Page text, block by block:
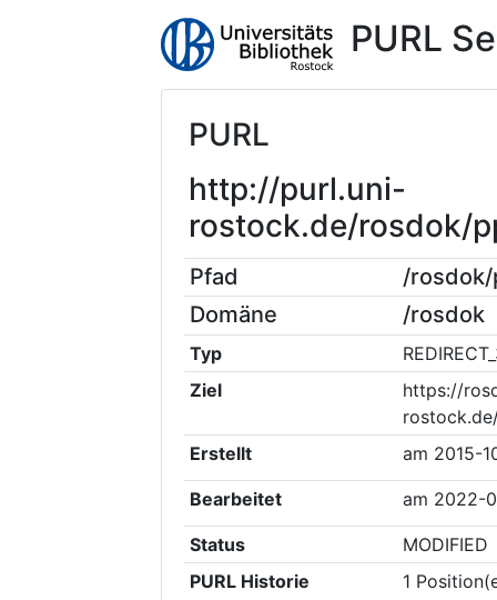
PURL
PURL
http://purl.uni-
rostock.de/rosdok/
Pfad
/
Domäne
/rosdok
Typ
Ziel
https://
Erstellt
am 2015-
Bearbeitet am 2022-
Status
MODIFIED
PURL Historie
1